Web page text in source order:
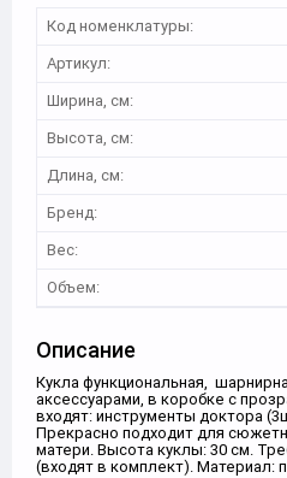
Код номенклатуры:
Артикул:
Ширина, см:
Высота, см:
Длина, см:
Бренд:
Вес:
Объем:
Описание
Кукла функциональная,
аксессуарами, в коробке с
входят: инструменты доктора
Прекрасно подходит для
матери. Высота куклы: 30 см.
(входят в комплект). Материал: